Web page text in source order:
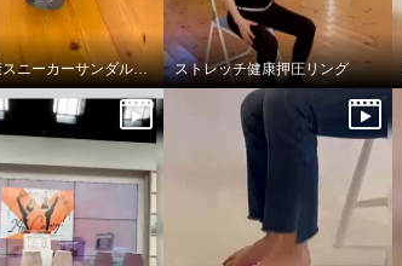
全身健康スニーカーサンダルデビューです。 ストレッチ健康押圧リング